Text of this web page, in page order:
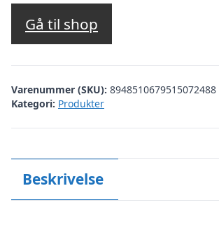
Gå til shop
Varenummer (SKU): 8948510679515072488
Kategori: Produkter
Beskrivelse